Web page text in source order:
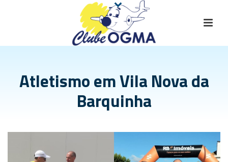
Atletismo em Vila Nova da
Barquinha